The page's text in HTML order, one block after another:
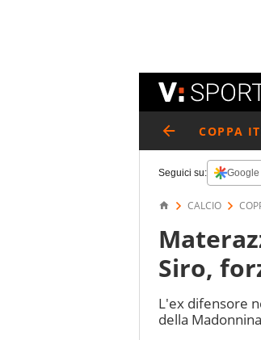
COPPA
Seguici su:
CALCIO
Siro,
L'ex difensore
della Madonnina